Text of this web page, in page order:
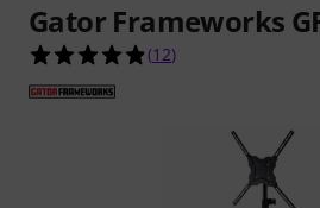
Gator Frameworks
4.8 von 5 Sternen
(12)